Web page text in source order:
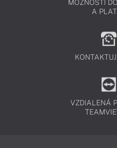
MOŽNOSTI
A
VZDIALENÁ